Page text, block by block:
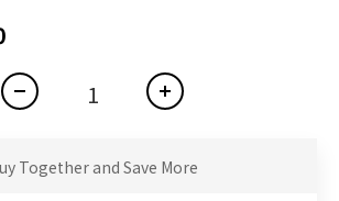
Together and Save More